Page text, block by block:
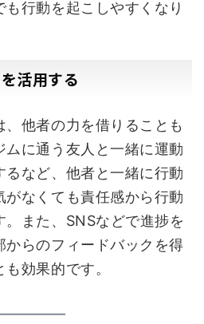
行動を起こしやすくなり
活用する
他者の力を借りることも
に通う友人と一緒に運動
など、他者と一緒に行動
がなくても責任感から行動
。また、SNSなどで進捗を
からのフィードバックを得
効果的です。